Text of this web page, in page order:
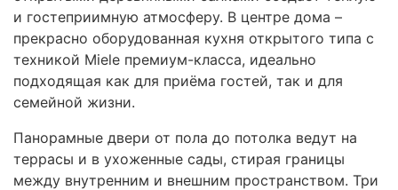
и гостеприимную атмосферу. В центре дома –
прекрасно оборудованная кухня открытого типа с
техникой Miele премиум-класса, идеально
подходящая как для приёма гостей, так и для
семейной жизни.
Панорамные двери от пола до потолка ведут на
террасы и в ухоженные сады, стирая границы
между внутренним и внешним пространством. Три